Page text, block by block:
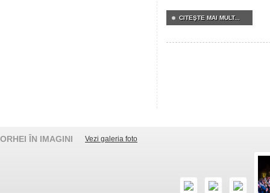
CITEŞTE MAI MULT...
ORHEI ÎN IMAGINI Vezi galeria foto